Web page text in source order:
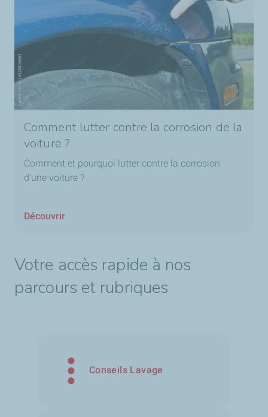
Comment lutter contre la corrosion de la
voiture ?
Comment et pourquoi lutter contre la corrosion
d’une voiture ?
Découvrir
Votre accès rapide à nos
parcours et rubriques
Conseils Lavage